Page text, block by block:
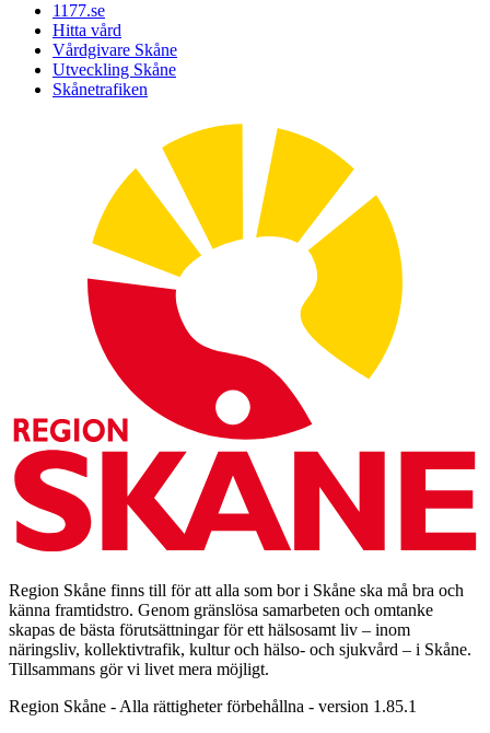
1177.se
Hitta vård
Vårdgivare Skåne
Utveckling Skåne
Skånetrafiken
Region Skåne finns till för att alla som bor i Skåne ska må bra och
känna framtidstro. Genom gränslösa samarbeten och omtanke
skapas de bästa förutsättningar för ett hälsosamt liv – inom
näringsliv, kollektivtrafik, kultur och hälso- och sjukvård – i Skåne.
Tillsammans gör vi livet mera möjligt.
Region Skåne - Alla rättigheter förbehållna - version 1.85.1